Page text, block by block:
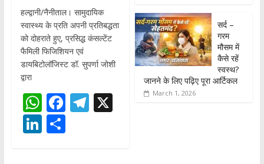
हल्द्वानी/नैनीताल। सामुदायिक
स्वास्थ्य के प्रति अपनी प्रतिबद्धता
को दोहराते हुए, प्रसिद्ध कंसल्टेंट
फैमिली फिजिशियन एवं
डायबिटोलॉजिस्ट डॉ. सुपर्णा जोशी
द्वारा
W
h
at
F
ac
e
T
el
X
Li
n
S
सर्द –
गरम
मौसम में
कैसे रहें
स्वस्थ?
जानने के लिए पढ़िए पूरा आर्टिकल
March 1, 2026